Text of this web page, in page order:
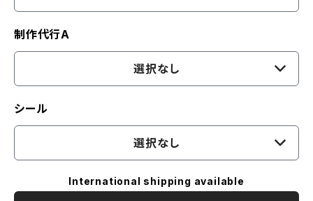
制作代行A
選択なし
シール
選択なし
International shipping available